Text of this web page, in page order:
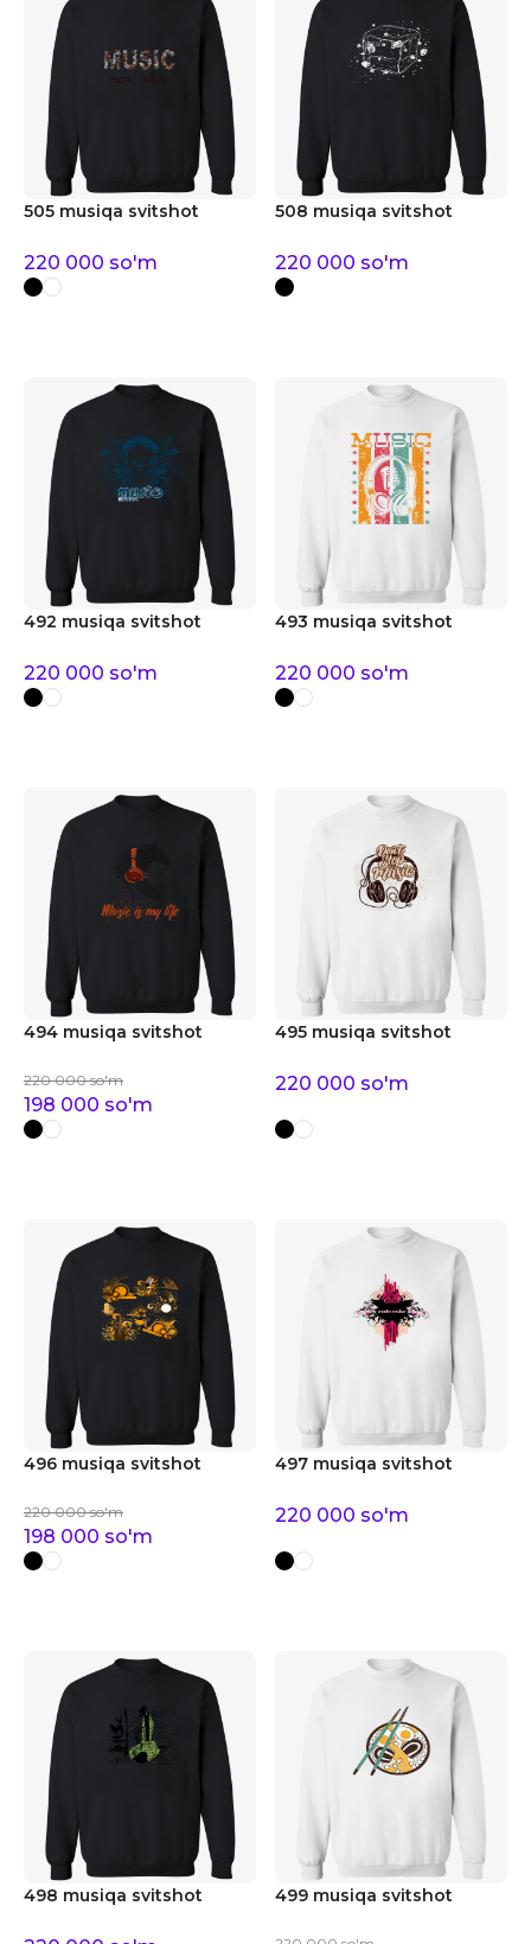
505 musiqa svitshot
220 000 so'm
508 musiqa svitshot
220 000 so'm
492 musiqa svitshot
220 000 so'm
493 musiqa svitshot
220 000 so'm
494 musiqa svitshot
220 000 so'm
198 000 so'm
495 musiqa svitshot
220 000 so'm
496 musiqa svitshot
220 000 so'm
198 000 so'm
497 musiqa svitshot
220 000 so'm
498 musiqa svitshot 499 musiqa svitshot